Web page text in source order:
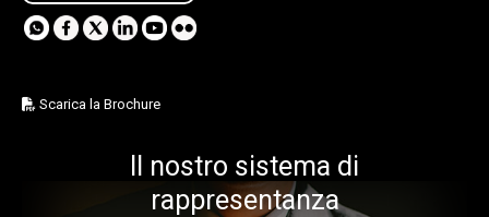
Scarica la Brochure
Il nostro sistema di
rappresentanza